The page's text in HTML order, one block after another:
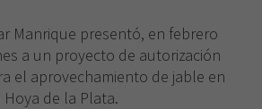
Manrique presentó, en febrero
a un proyecto de autorización
el aprovechamiento de jable en
de la Plata.